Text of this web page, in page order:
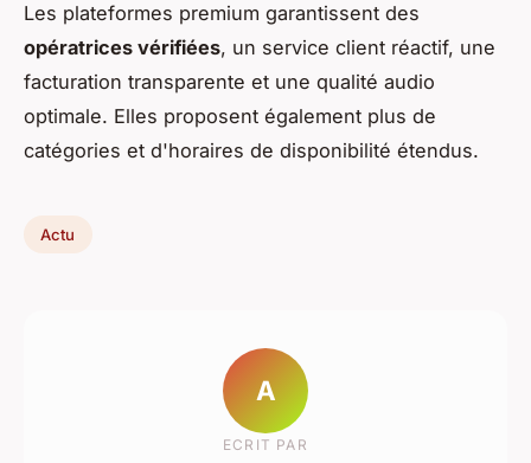
Les plateformes premium garantissent des
opératrices vérifiées, un service client réactif, une
facturation transparente et une qualité audio
optimale. Elles proposent également plus de
catégories et d'horaires de disponibilité étendus.
Actu
A
ECRIT PAR